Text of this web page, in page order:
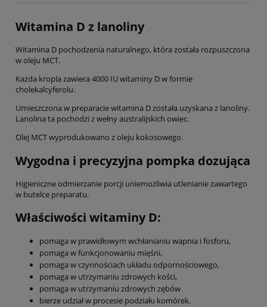
Witamina D z lanoliny
Witamina D pochodzenia naturalnego, która została rozpuszczona
w oleju MCT.
Każda kropla zawiera 4000 IU witaminy D w formie
cholekalcyferolu.
Umieszczona w preparacie witamina D została uzyskana z lanoliny.
Lanolina ta pochodzi z wełny australijskich owiec.
Olej MCT wyprodukowano z oleju kokosowego.
Wygodna i precyzyjna pompka dozująca
Higieniczne odmierzanie porcji uniemożliwia utlenianie zawartego
w butelce preparatu.
Właściwości witaminy D:
pomaga w prawidłowym wchłanianiu wapnia i fosforu,
pomaga w funkcjonowaniu mięśni,
pomaga w czynnościach układu odpornościowego,
pomaga w utrzymaniu zdrowych kości,
pomaga w utrzymaniu zdrowych zębów
bierze udział w procesie podziału komó­rek.